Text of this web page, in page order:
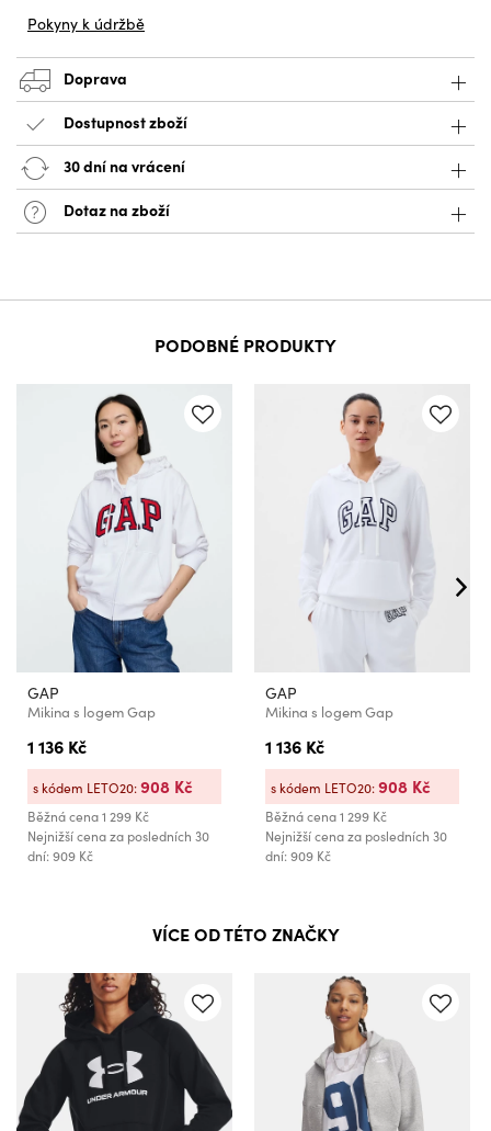
Pokyny k údržbě
Doprava
Dostupnost zboží
30 dní na vrácení
Dotaz na zboží
PODOBNÉ PRODUKTY
GAP
Mikina s logem Gap
1 136 Kč
Běžná cena1 299 Kč
Nejnižší cena za posledních 30
dní: 909 Kč
s kódem LETO20:908 Kč
GAP
Mikina s logem Gap
1 136 Kč
Běžná cena1 299 Kč
Nejnižší cena za posledních 30
dní: 909 Kč
s kódem LETO20:908 Kč
VÍCE OD TÉTO ZNAČKY